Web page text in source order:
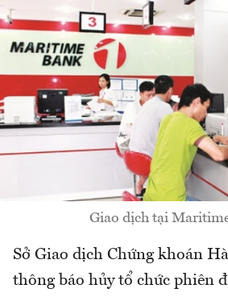
Giao dịch tại
Sở Giao dịch Chứng khoán
thông báo hủy tổ chức phiên